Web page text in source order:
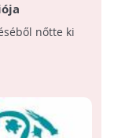
nőtte ki